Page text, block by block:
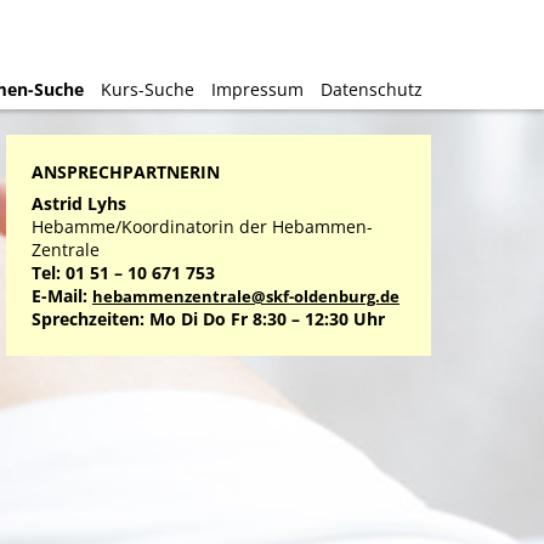
Suche Kurs-Suche Impressum Datenschutz
Suche Kurs-Suche Impressum Datenschutz
ANSPRECHPARTNERIN
Astrid Lyhs
Hebamme/Koordinatorin der Hebammen-
Zentrale
Tel: 01 51 – 10 671 753
E-Mail: hebammenzentrale@skf-oldenburg.de
Sprechzeiten: Mo Di Do Fr 8:30 – 12:30 Uhr